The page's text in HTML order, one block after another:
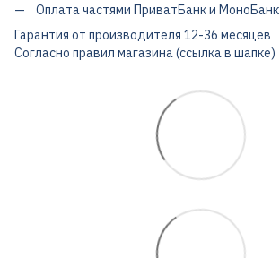
Оплата частями ПриватБанк и МоноБанк
Гарантия от производителя 12-36 месяцев
Согласно правил магазина (ссылка в шапке)